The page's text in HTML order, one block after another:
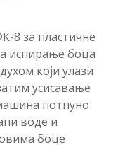
8 за пластичне
испирање боца
који улази
усисавање
потпуно
воде и
боце